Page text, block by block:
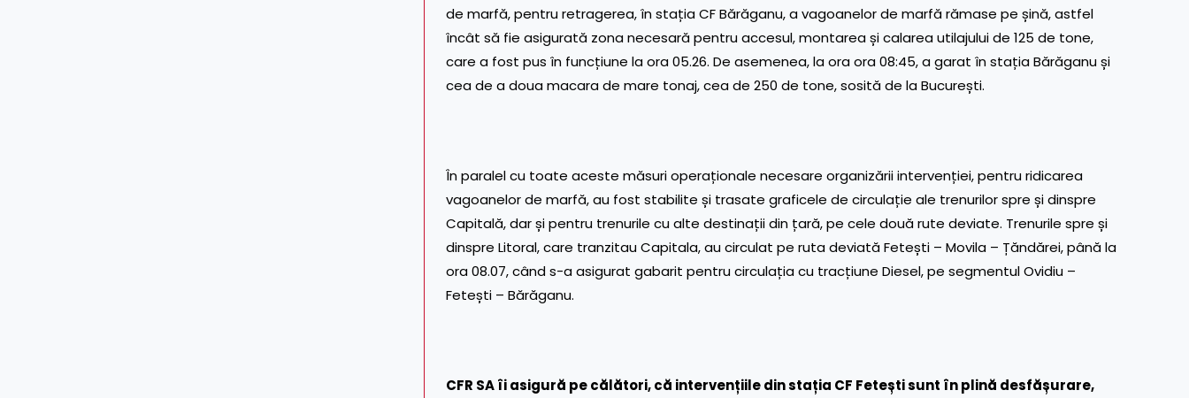
de marfă, pentru retragerea, în stația CF Bărăganu, a vagoanelor de marfă rămase pe șină, astfel
încât să fie asigurată zona necesară pentru accesul, montarea și calarea utilajului de 125 de tone,
care a fost pus în funcțiune la ora 05.26. De asemenea, la ora ora 08:45, a garat în stația Bărăganu și
cea de a doua macara de mare tonaj, cea de 250 de tone, sosită de la București.
În paralel cu toate aceste măsuri operaționale necesare organizării intervenției, pentru ridicarea
vagoanelor de marfă, au fost stabilite și trasate graficele de circulație ale trenurilor spre și dinspre
Capitală, dar și pentru trenurile cu alte destinații din țară, pe cele două rute deviate. Trenurile spre și
dinspre Litoral, care tranzitau Capitala, au circulat pe ruta deviată Fetești – Movila – Țăndărei, până la
ora 08.07, când s-a asigurat gabarit pentru circulația cu tracțiune Diesel, pe segmentul Ovidiu –
Fetești – Bărăganu.
CFR SA îi asigură pe călători, că intervențiile din stația CF Fetești sunt în plină desfășurare,